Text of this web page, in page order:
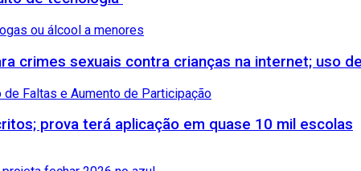
crimes sexuais contra crianças na internet; uso
prova terá aplicação em quase 10 mil escolas